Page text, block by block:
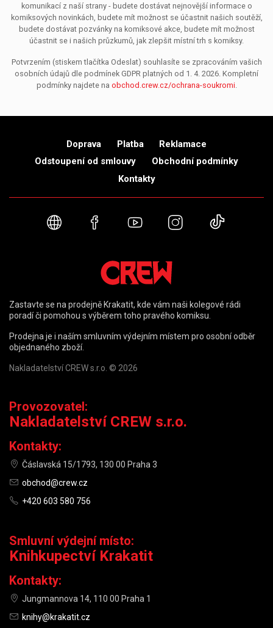
komunikací z naší strany - budete dostávat nejnovější informace o
komiksových novinkách, budete mít možnost se účastnit našich soutěží,
budete dostávat pozvánky na komiksové akce, budete mít možnost
účastnit se i našich průzkumů, jak zlepšit místní trh s komiksy.
Potvrzením (stiskem tlačítka Odeslat) souhlasíte se zpracováním vašich
osobních údajů dle podmínek GDPR platných od 1. 4. 2026. Kompletní
podmínky najdete na obchod.crew.cz/ochrana-soukromi.
Doprava Platba
Reklamace
Odstoupení od smlouvy
Obchodní podmínky
Kontakty
Webové stránky
FacebookYouTubeInstagram
Zastavte se na prodejně Krakatit, kde vám naši kolegové rádi
poradí či pomohou s výběrem toho pravého komiksu.
Prodejna je i naším smluvním výdejním místem pro osobní odběr
objednaného zboží.
Nakladatelství CREW s.r.o. © 2026
Provozovatel:
Nakladatelství CREW s.r.o.
Kontakty:
Čáslavská 15/1793, 130 00 Praha 3
obchod@crew.cz
+420 603 580 756
Smluvní výdejní místo:
Knihkupectví Krakatit
Kontakty:
Jungmannova 14, 110 00 Praha 1
knihy@krakatit.cz